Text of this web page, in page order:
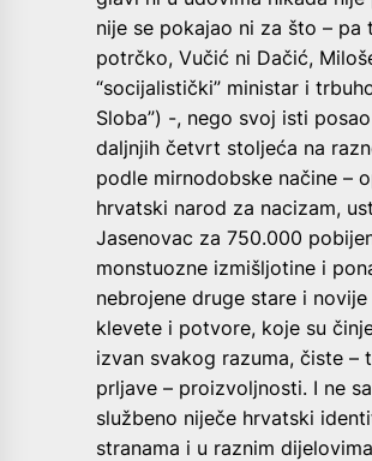
nije se pokajao ni za što – pa
potrčko, Vučić ni Dačić,
“socijalistički” ministar i
Sloba”) -, nego svoj isti
daljnjih četvrt stoljeća na
podle mirnodobske načine –
hrvatski narod za nacizam,
Jasenovac za 750.000
monstuozne izmišljotine i
nebrojene druge stare i
klevete i potvore, koje su
izvan svakog razuma, čiste –
prljave – proizvoljnosti. I ne
službeno niječe hrvatski
stranama i u raznim